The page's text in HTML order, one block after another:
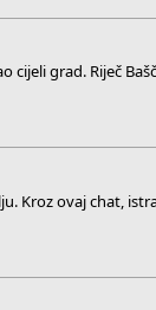
grad. Riječ
Kroz ovaj chat,